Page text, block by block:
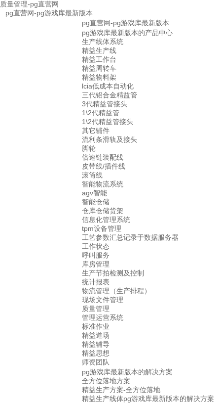
质量管理-pg直营网
pg直营网-pg游戏库最新版本
pg直营网-pg游戏库最新版本
pg游戏库最新版本的产品中心
生产线体系统
精益生产线
精益工作台
精益周转车
精益物料架
lcia低成本自动化
三代铝合金精益管
3代精益管接头
1\2代精益管
1\2代精益管接头
其它辅件
流利条滑轨及接头
脚轮
倍速链装配线
皮带线/插件线
滚筒线
智能物流系统
agv智能
智能仓储
仓库仓储货架
信息化管理系统
tpm设备管理
工艺参数汇总记录于数据服务器
工作状态
呼叫服务
库房管理
生产节拍检测及控制
统计报表
物流管理（生产排程）
现场文件管理
质量管理
管理运营系统
标准作业
精益道场
精益辅导
精益思想
师资团队
pg游戏库最新版本的解决方案
全方位落地方案
精益生产方案-全方位落地
精益生产线体pg游戏库最新版本的解决方案